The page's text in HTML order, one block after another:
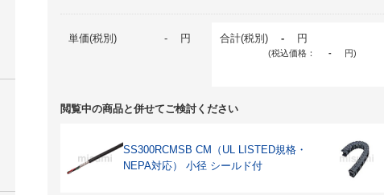
単価(税別) - 円 合計(税別) - 円
(税込価格： - 円)
閲覧中の商品と併せてご検討ください
SS300RCMSB CM（UL LISTED規格・
NEPA対応） 小径 シールド付